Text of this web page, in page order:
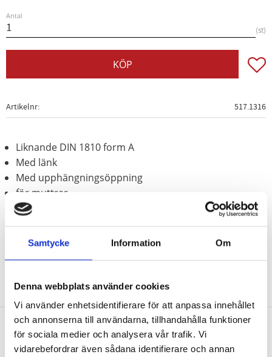
Samtycke Information Om
Denna webbplats använder cookies
Vi använder enhetsidentifierare för att anpassa innehållet
och annonserna till användarna, tillhandahålla funktioner
för sociala medier och analysera vår trafik. Vi
vidarebefordrar även sådana identifierare och annan
Antal
st
KÖP
Artikelnr 517.1316
Liknande DIN 1810 form A
Med länk
Med upphängningsöppning
för muttrar
Matt satinerat
Krom vanadium
Nyhetsbrev